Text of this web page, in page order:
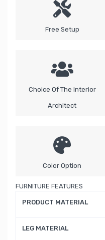
Free Setup
Choice Of The Interior
Architect
Color Option
FURNITURE FEATURES
PRODUCT MATERIAL
LEG MATERIAL